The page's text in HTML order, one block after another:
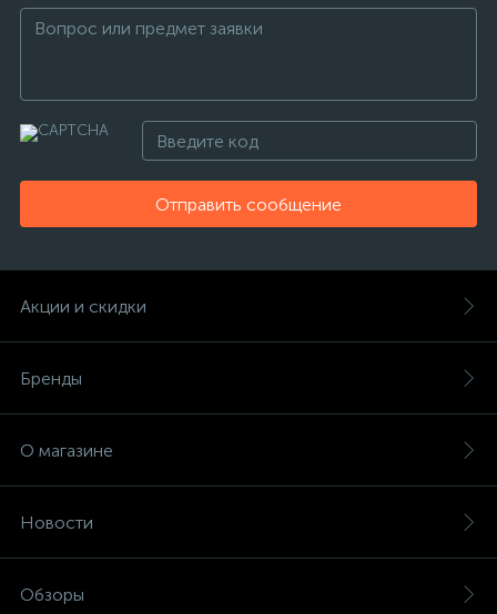
Отправить сообщение
Акции и скидки
Бренды
О магазине
Новости
Обзоры